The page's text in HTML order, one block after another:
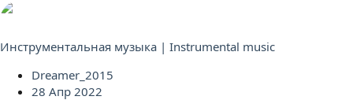
Инструментальная музыка | Instrumental music
Dreamer_2015
28 Апр 2022